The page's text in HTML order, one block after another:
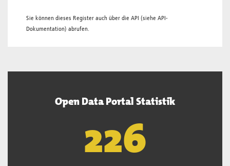
Sie können dieses Register auch über die API (siehe API-
Dokumentation) abrufen.
Open Data Portal Statistik
227